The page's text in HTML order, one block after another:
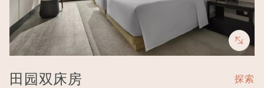
田园双床房 探索